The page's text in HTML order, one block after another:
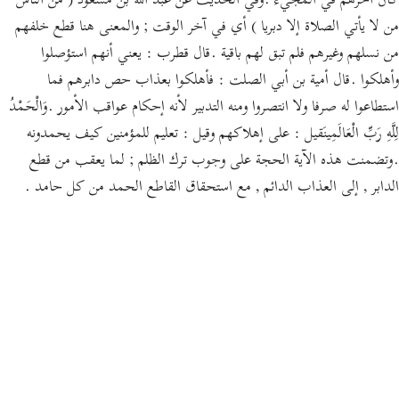
من لا يأتي الصلاة إلا دبريا ) أي في آخر الوقت ; والمعنى هنا قطع خلفهم
من نسلهم وغيرهم فلم تبق لهم باقية .قال قطرب : يعني أنهم استؤصلوا
وأهلكوا .قال أمية بن أبي الصلت : فأهلكوا بعذاب حص دابرهم فما
استطاعوا له صرفا ولا انتصروا ومنه التدبير لأنه إحكام عواقب الأمور .وَالْحَمْدُ
لِلَّهِ رَبِّ الْعَالَمِينَقيل : على إهلاكهم وقيل : تعليم للمؤمنين كيف يحمدونه
.وتضمنت هذه الآية الحجة على وجوب ترك الظلم ; لما يعقب من قطع
الدابر , إلى العذاب الدائم , مع استحقاق القاطع الحمد من كل حامد .